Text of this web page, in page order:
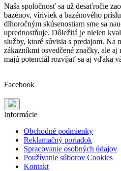
Naša spoločnosť sa už desaťročie
bazénov, víriviek a bazénového
dlhoročným skúsenostiam sme sa
uprednostňuje. Dôležitá je nielen
služby, ktoré súvisia s predajom. Na
zákazníkmi osvedčené značky, ale aj
majú potenciál rozvíjať sa aj vďaka
Facebook
Informácie
Obchodné podmienky
Reklamačný poriadok
Spracovanie osobných údajov
Používanie súborov Cookies
Kontakt